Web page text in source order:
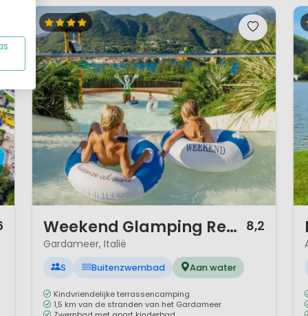
Weekend Glamping Resort 8,2
Gardameer, Italië
S Buitenzwembad Aan water
Kindvriendelijke terrassencamping
1,5 km van de stranden van het Gardameer